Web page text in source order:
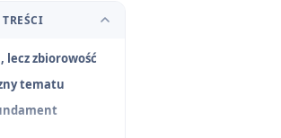
lecz zbiorowość
tematu